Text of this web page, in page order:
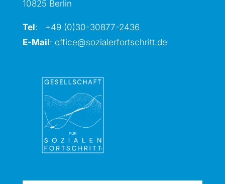
10825 Berlin
Tel: +49 (0)30-30877-2436
E-Mail: office@sozialerfortschritt.de